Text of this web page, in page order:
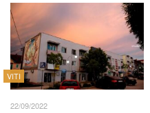
VITI
22/09/2022